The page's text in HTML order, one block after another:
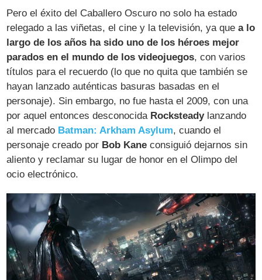
Pero el éxito del Caballero Oscuro no solo ha estado
relegado a las viñetas, el cine y la televisión, ya quea lo
largo de los años ha sido uno de los héroes mejor
parados en el mundo de los videojuegos, con varios
títulos para el recuerdo (lo que no quita que también se
hayan lanzado auténticas basuras basadas en el
personaje). Sin embargo, no fue hasta el 2009, con una
por aquel entonces desconocida Rocksteadylanzando
al mercado Batman: Arkham Asylum, cuando el
personaje creado por Bob Kane consiguió dejarnos sin
aliento y reclamar su lugar de honor en el Olimpo del
ocio electrónico.